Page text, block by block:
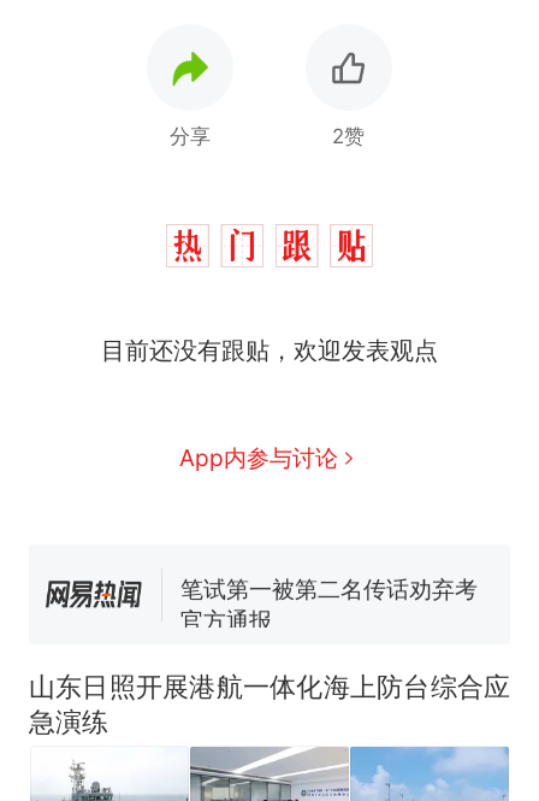
分享 2赞
目前还没有跟贴，欢迎发表观点
App内参与讨论
热
“不想干了特提出辞职”，疑
任院长一职，不清楚辞职信来
号，仅凭视频评出？中国烹饪
140多朵
美国渔民钓获鲨鱼徒手将其拽
回大海 目击者直呼震惊 （视频
笔试第一被第二名传话劝弃考
官方通报
似南京大学数院院长辞职信流
传，院方回应：喻良教授已卸
源；曾用手绘图做头像
山东日照开展港航一体化海上防台综合应
急演练